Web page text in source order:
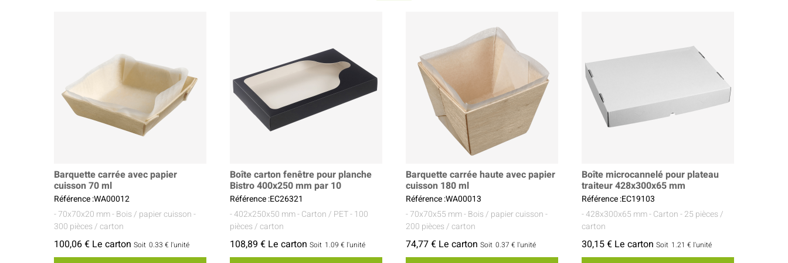
Barquette carrée avec papier
cuisson 70 ml
Référence :WA00012
- 70x70x20 mm- Bois / papier cuisson-
300 pièces / carton
100,06 € Le carton Soit 0.33 € l'unité
Boîte carton fenêtre pour planche
Bistro 400x250 mm par 10
Référence :EC26321
- 402x250x50 mm- Carton / PET- 100
pièces / carton
108,89 € Le carton Soit 1.09 € l'unité
Barquette carrée haute avec papier
cuisson 180 ml
Référence :WA00013
- 70x70x55 mm- Bois / papier cuisson-
200 pièces / carton
74,77 € Le carton Soit 0.37 € l'unité
Boîte microcannelé pour plateau
traiteur 428x300x65 mm
Référence :EC19103
- 428x300x65 mm- Carton- 25 pièces /
carton
30,15 € Le carton Soit 1.21 € l'unité